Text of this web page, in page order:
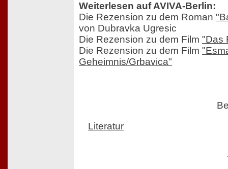
Weiterlesen auf AVIVA-Berlin:
Die Rezension zu dem Roman
von Dubravka Ugresic
Die Rezension zu dem Film "Das
Die Rezension zu dem Film
Geheimnis/Grbavica"
Literatur